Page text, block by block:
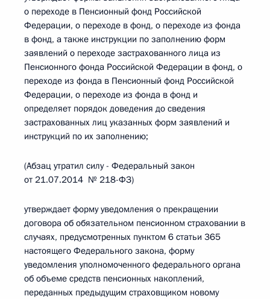
о переходе в Пенсионный фонд Российской
Федерации, о переходе в фонд, о переходе из фонда
в фонд, а также инструкции по заполнению форм
заявлений о переходе застрахованного лица из
Пенсионного фонда Российской Федерации в фонд, о
переходе из фонда в Пенсионный фонд Российской
Федерации, о переходе из фонда в фонд и
определяет порядок доведения до сведения
застрахованных лиц указанных форм заявлений и
инструкций по их заполнению;
(Абзац утратил силу - Федеральный закон
от 21.07.2014 № 218-ФЗ)
утверждает форму уведомления о прекращении
договора об обязательном пенсионном страховании в
случаях, предусмотренных пунктом 6 статьи 365
настоящего Федерального закона, форму
уведомления уполномоченного федерального органа
об объеме средств пенсионных накоплений,
переданных предыдущим страховщиком новому